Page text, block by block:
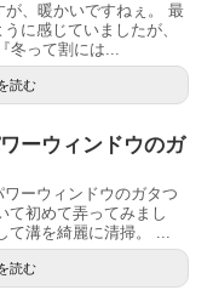
が、暖かいですねぇ。 最
に感じていましたが、
冬って割には...
読む
ーウィンドウのガ
ーウィンドウのガタつ
て初めて弄ってみまし
て溝を綺麗に清掃。 ...
読む